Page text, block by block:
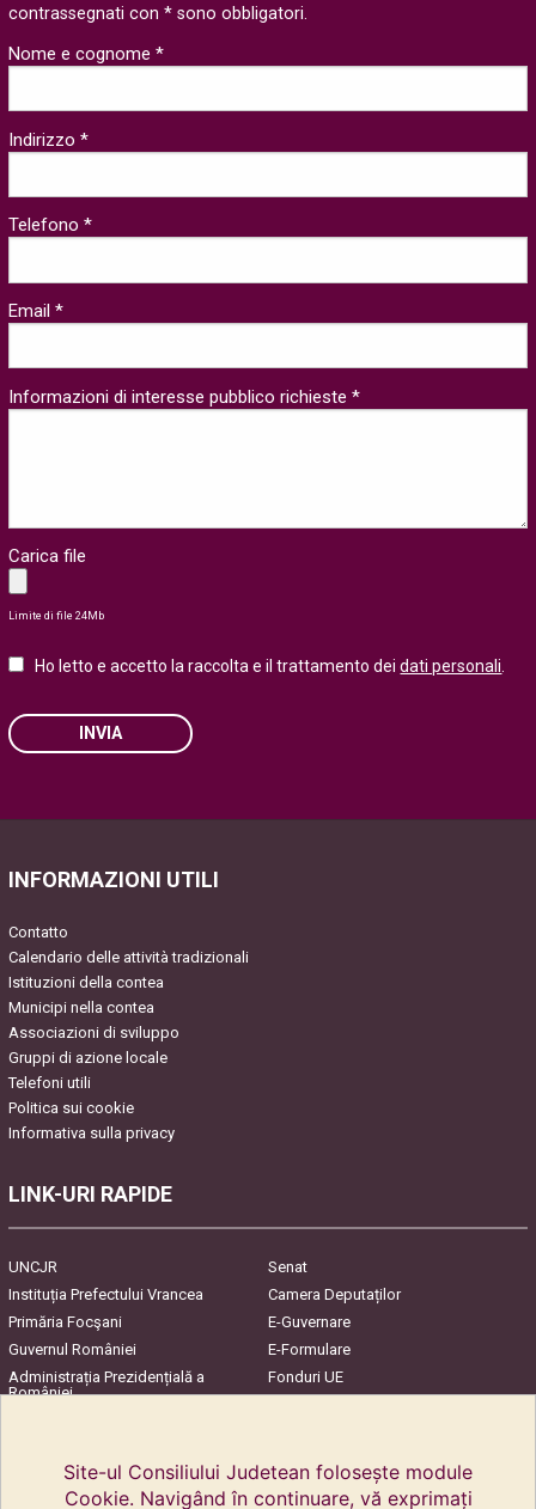
contrassegnati con * sono obbligatori.
Nome e cognome *
Indirizzo *
Telefono *
Email *
Informazioni di interesse pubblico richieste *
Carica file
Limite di file 24Mb
Ho letto e accetto la raccolta e il trattamento deidati personali.
INVIA
INFORMAZIONI UTILI
Contatto
Calendario delle attività tradizionali
Istituzioni della contea
Municipi nella contea
Associazioni di sviluppo
Gruppi di azione locale
Telefoni utili
Politica sui cookie
Informativa sulla privacy
LINK-URI RAPIDE
UNCJR
Senat
Instituția Prefectului Vrancea
Camera Deputaților
Primăria Focşani
E-Guvernare
Guvernul României
E-Formulare
Administrația Prezidențială a
României
Fonduri UE
Site-ul Consiliului Judetean folosește module
Cookie. Navigând în continuare, vă exprimați